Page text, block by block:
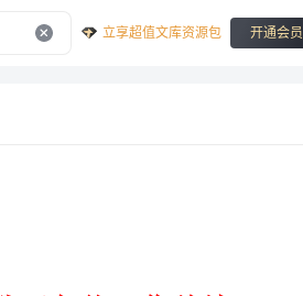
立享超值文库资源包 开通会员